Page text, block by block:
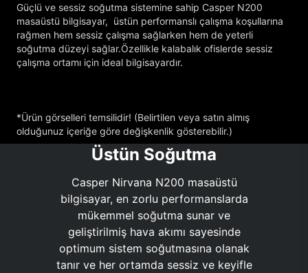
Güçlü ve sessiz soğutma sistemine sahip Casper N200
masaüstü bilgisayar, üstün performanslı çalışma koşullarına
rağmen hem sessiz çalışma sağlarken hem de yeterli
soğutma düzeyi sağlar.Özellikle kalabalık ofislerde sessiz
çalışma ortamı için ideal bilgisayardır.
*Ürün görselleri temsilidir! (Belirtilen veya satın almış
olduğunuz içeriğe göre değişkenlik gösterebilir.)
Üstün Soğutma
Casper Nirvana N200 masaüstü
bilgisayar, en zorlu performanslarda
mükemmel soğutma sunar ve
geliştirilmiş hava akımı sayesinde
optimum sistem soğutmasına olanak
tanır ve her ortamda sessiz ve keyifle